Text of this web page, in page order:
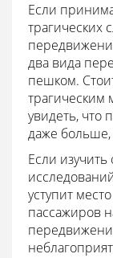
Если
трагических
два вида
пешком.
увидеть, что
даже больше,
Если
уступит
пассажиров